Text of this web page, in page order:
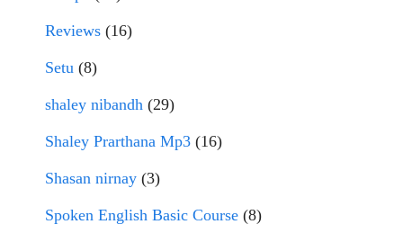
Reviews (16)
Setu (8)
shaley nibandh (29)
Shaley Prarthana Mp3 (16)
Shasan nirnay (3)
Spoken English Basic Course (8)